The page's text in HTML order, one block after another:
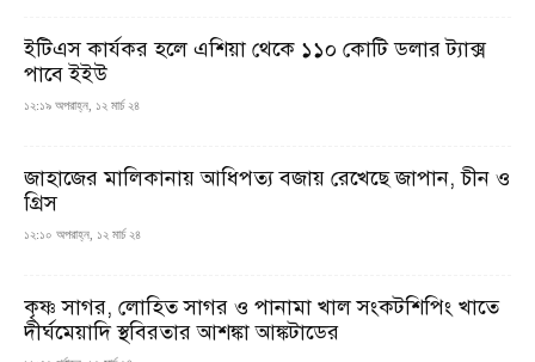
ইটিএস কার্যকর হলে এশিয়া থেকে ১১০ কোটি ডলার ট্যাক্স
পাবে ইইউ
১২:১৯ অপরাহ্ন, ১২ মার্চ ২৪
জাহাজের মালিকানায় আধিপত্য বজায় রেখেছে জাপান, চীন ও
গ্রিস
১২:১০ অপরাহ্ন, ১২ মার্চ ২৪
কৃষ্ণ সাগর, লোহিত সাগর ও পানামা খাল সংকটশিপিং খাতে
দীর্ঘমেয়াদি স্থবিরতার আশঙ্কা আঙ্কটাডের